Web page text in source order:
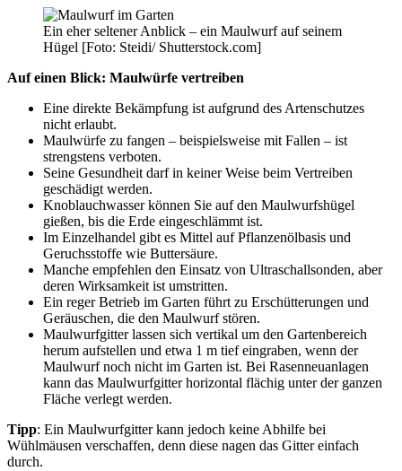
Ein eher seltener Anblick – ein Maulwurf auf seinem
Hügel [Foto: Steidi/ Shutterstock.com]
Auf einen Blick: Maulwürfe vertreiben
Eine direkte Bekämpfung ist aufgrund des Artenschutzes
nicht erlaubt.
Maulwürfe zu fangen – beispielsweise mit Fallen – ist
strengstens verboten.
Seine Gesundheit darf in keiner Weise beim Vertreiben
geschädigt werden.
Knoblauchwasser können Sie auf den Maulwurfshügel
gießen, bis die Erde eingeschlämmt ist.
Im Einzelhandel gibt es Mittel auf Pflanzenölbasis und
Geruchsstoffe wie Buttersäure.
Manche empfehlen den Einsatz von Ultraschallsonden, aber
deren Wirksamkeit ist umstritten.
Ein reger Betrieb im Garten führt zu Erschütterungen und
Geräuschen, die den Maulwurf stören.
Maulwurfgitter lassen sich vertikal um den Gartenbereich
herum aufstellen und etwa 1 m tief eingraben, wenn der
Maulwurf noch nicht im Garten ist. Bei Rasenneuanlagen
kann das Maulwurfgitter horizontal flächig unter der ganzen
Fläche verlegt werden.
Tipp: Ein Maulwurfgitter kann jedoch keine Abhilfe bei
Wühlmäusen verschaffen, denn diese nagen das Gitter einfach
durch.